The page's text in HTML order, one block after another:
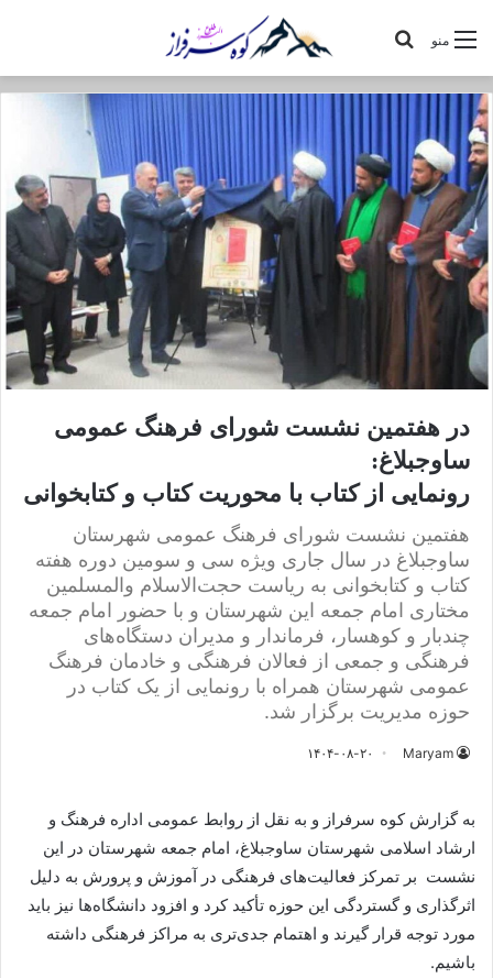
منو
در هفتمین نشست شورای فرهنگ عمومی
ساوجبلاغ:
رونمایی از کتاب با محوریت کتاب و کتابخوانی
هفتمین نشست شورای فرهنگ عمومی شهرستان
ساوجبلاغ در سال جاری ویژه سی و سومین دوره هفته
کتاب و کتابخوانی به ریاست حجت‌الاسلام والمسلمین
مختاری امام جمعه این شهرستان و با حضور امام جمعه
چندبار و کوهسار، فرماندار و مدیران دستگاه‌های
فرهنگی و جمعی از فعالان فرهنگی و خادمان فرهنگ
عمومی شهرستان همراه با رونمایی از یک کتاب در
حوزه مدیریت برگزار شد.
Maryam ۱۴۰۴-۰۸-۲۰
به گزارش کوه سرفراز و به نقل از روابط عمومی اداره فرهنگ و
ارشاد اسلامی شهرستان ساوجبلاغ، امام جمعه شهرستان در این
نشست بر تمرکز فعالیت‌های فرهنگی در آموزش و پرورش به دلیل
اثرگذاری و گستردگی این حوزه تأکید کرد و افزود دانشگاه‌ها نیز باید
مورد توجه قرار گیرند و اهتمام جدی‌تری به مراکز فرهنگی داشته
باشیم.